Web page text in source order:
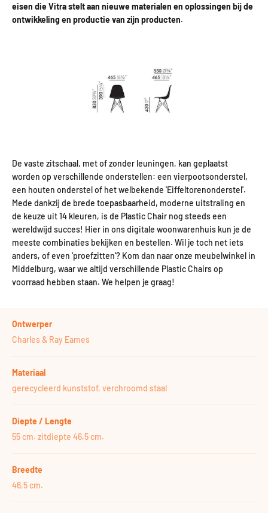
eisen die Vitra stelt aan nieuwe materialen en oplossingen bij de
ontwikkeling en productie van zijn producten.
De vaste zitschaal, met of zonder leuningen, kan geplaatst
worden op verschillende onderstellen: een vierpootsonderstel,
een houten onderstel of het welbekende 'Eiffeltorenonderstel'.
Mede dankzij de brede toepasbaarheid, moderne uitstraling en
de keuze uit 14 kleuren, is de Plastic Chair nog steeds een
wereldwijd succes! Hier in ons digitale woonwarenhuis kun je de
meeste combinaties bekijken en bestellen. Wil je toch net iets
anders, of even ‘proefzitten’? Kom dan naar onze meubelwinkel in
Middelburg, waar we altijd verschillende Plastic Chairs op
voorraad hebben staan. We helpen je graag!
Ontwerper
Charles & Ray Eames
Materiaal
gerecycleerd kunststof, verchroomd staal
Diepte / Lengte
55 cm. zitdiepte 46,5 cm.
Breedte
46,5 cm.